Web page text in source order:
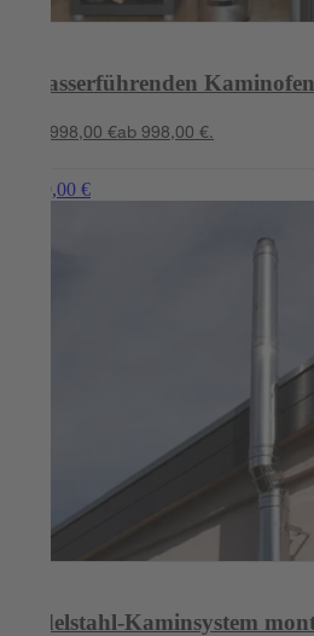
Wasserführenden
ab 998,00 €ab 998,00 €.
ab 899,00 €
Edelstahl-Kaminsystem